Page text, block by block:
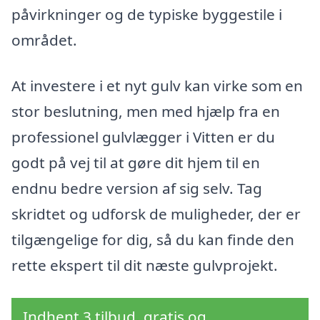
påvirkninger og de typiske byggestile i
området.
At investere i et nyt gulv kan virke som en
stor beslutning, men med hjælp fra en
professionel gulvlægger i Vitten er du
godt på vej til at gøre dit hjem til en
endnu bedre version af sig selv. Tag
skridtet og udforsk de muligheder, der er
tilgængelige for dig, så du kan finde den
rette ekspert til dit næste gulvprojekt.